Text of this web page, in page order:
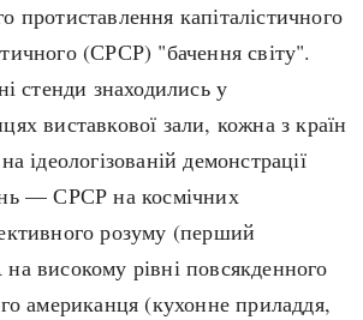
протиставлення капіталістичного
(СРСР) "бачення світу".
стенди знаходились у
виставкової зали, кожна з країн
ідеологізованій демонстрації
— СРСР на космічних
розуму (перший
високому рівні повсякденного
американця (кухонне приладдя,